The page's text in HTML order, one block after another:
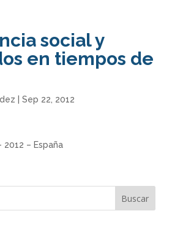
social y
en tiempos de
Sep 22, 2012
2012 – España